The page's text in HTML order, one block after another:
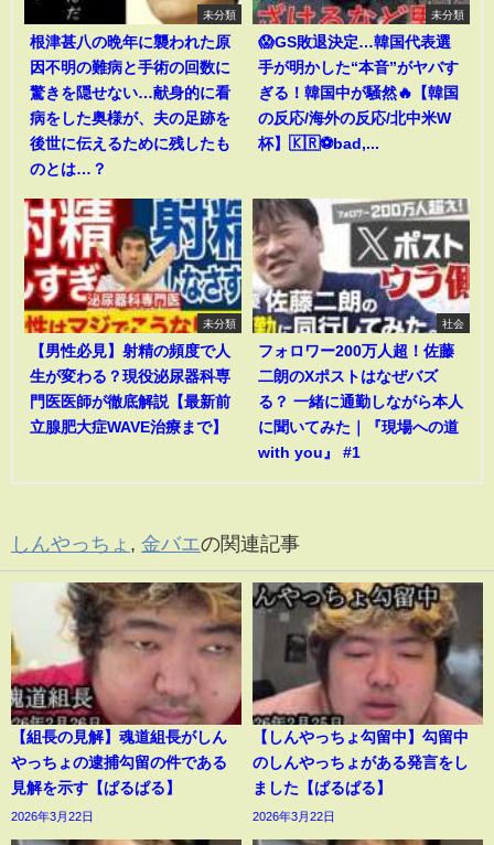
未分類
根津甚八の晩年に襲われた原
因不明の難病と手術の回数に
驚きを隠せない…献身的に看
病をした奥様が、夫の足跡を
後世に伝えるために残したも
のとは…？
未分類
😱GS敗退決定…韓国代表選
手が明かした“本音”がヤバす
ぎる！韓国中が騒然🔥【韓国
の反応/海外の反応/北中米W
杯】🇰🇷⚽bad,...
未分類
【男性必見】射精の頻度で人
生が変わる？現役泌尿器科専
門医医師が徹底解説【最新前
立腺肥大症WAVE治療まで】
社会
フォロワー200万人超！佐藤
二朗のXポストはなぜバズ
る？ 一緒に通勤しながら本人
に聞いてみた｜『現場への道
with you』 #1
しんやっちょ , 金バエの関連記事
【組長の見解】魂道組長がしん
やっちょの逮捕勾留の件である
見解を示す【ぱるぱる】
2026年3月22日
【しんやっちょ勾留中】勾留中
のしんやっちょがある発言をし
ました【ぱるぱる】
2026年3月22日